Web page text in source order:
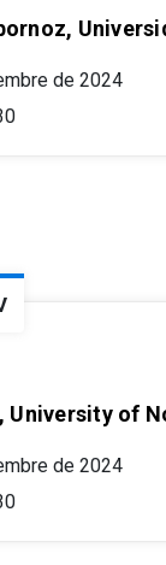
de 2024
University of
de 2024